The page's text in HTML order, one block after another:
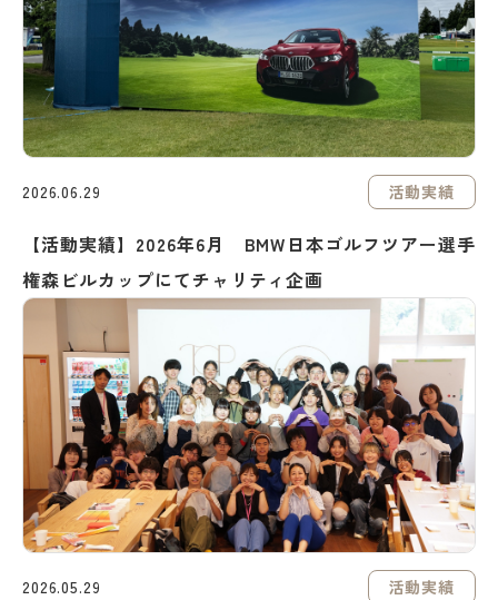
2026.06.29 活動実績
【活動実績】2026年6月 BMW日本ゴルフツアー選手
権森ビルカップにてチャリティ企画
2026.05.29 活動実績